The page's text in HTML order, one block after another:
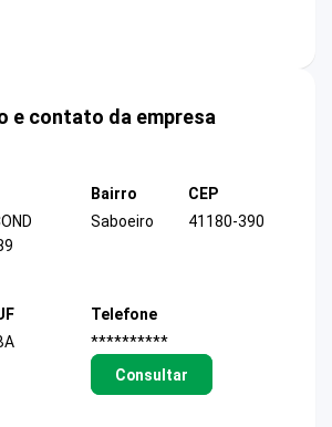
e contato da empresa
Bairro
Saboeiro
CEP
41180-390
Telefone
**********
Consultar